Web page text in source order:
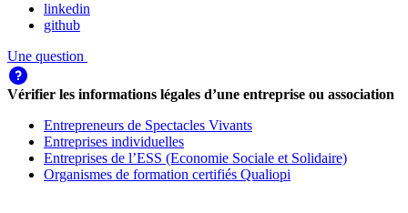
linkedin
github
Une question
Vérifier les informations légales d’une entreprise ou association
Entrepreneurs de Spectacles Vivants
Entreprises individuelles
Entreprises de l’ESS (Economie Sociale et Solidaire)
Organismes de formation certifiés Qualiopi